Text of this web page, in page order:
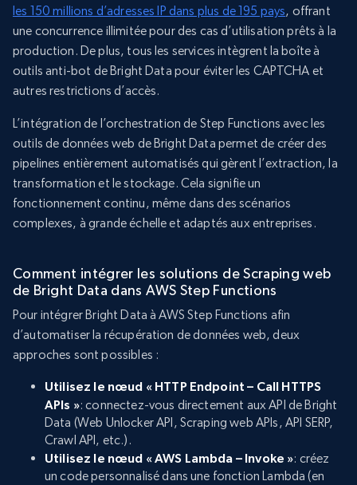
les 150 millions d’adresses IP dans plus de 195 pays, offrant
une concurrence illimitée pour des cas d’utilisation prêts à la
production. De plus, tous les services intègrent la boîte à
outils anti-bot de Bright Data pour éviter les CAPTCHA et
autres restrictions d’accès.
L’intégration de l’orchestration de Step Functions avec les
outils de données web de Bright Data permet de créer des
pipelines entièrement automatisés qui gèrent l’extraction, la
transformation et le stockage. Cela signifie un
fonctionnement continu, même dans des scénarios
complexes, à grande échelle et adaptés aux entreprises.
Comment intégrer les solutions de Scraping web
de Bright Data dans AWS Step Functions
Pour intégrer Bright Data à AWS Step Functions afin
d’automatiser la récupération de données web, deux
approches sont possibles :
Utilisez le nœud « HTTP Endpoint – Call HTTPS
APIs »: connectez-vous directement aux API de Bright
Data (Web Unlocker API, Scraping web APIs, API SERP,
Crawl API, etc.).
Utilisez le nœud « AWS Lambda – Invoke »: créez
un code personnalisé dans une fonction Lambda (en